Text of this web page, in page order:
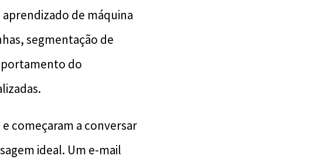
de máquina
segmentação de
do
e começaram a conversar
ideal. Um e-mail